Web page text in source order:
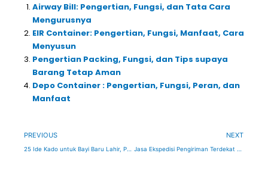
Airway Bill: Pengertian, Fungsi, dan Tata Cara
Mengurusnya
EIR Container: Pengertian, Fungsi, Manfaat, Cara
Menyusun
Pengertian Packing, Fungsi, dan Tips supaya
Barang Tetap Aman
Depo Container : Pengertian, Fungsi, Peran, dan
Manfaat
Prev
PREVIOUS
25 Ide Kado untuk Bayi Baru Lahir, Praktis dan Penuh Manfaat!
NEXT
Jasa Ekspedisi Pengiriman Terdekat di Jakarta Barat, DKI Jakarta (Bisa COD)